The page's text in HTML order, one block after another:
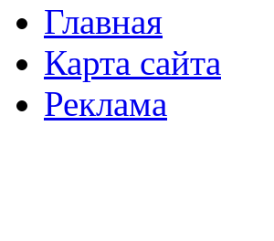
Главная
Карта сайта
Реклама